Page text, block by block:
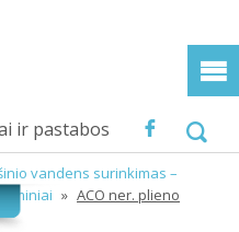
ir pastabos
vandens surinkimas –
» ACO ner. plieno